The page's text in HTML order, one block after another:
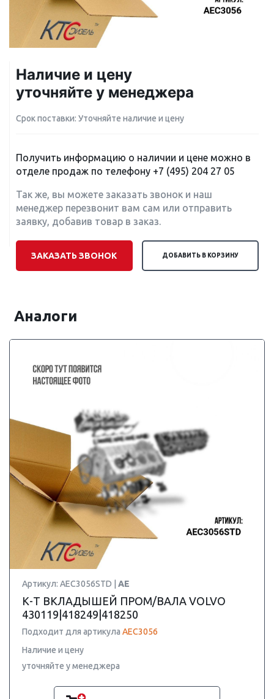
Наличие и цену
уточняйте у менеджера
Срок поставки: Уточняйте наличие и цену
Получить информацию о наличии и цене можно в
отделе продаж по телефону +7 (495) 204 27 05
Так же, вы можете заказать звонок и наш
менеджер перезвонит вам сам или отправить
заявку, добавив товар в заказ.
ЗАКАЗАТЬ ЗВОНОК ДОБАВИТЬ В КОРЗИНУ
Аналоги
Артикул: AEC3056STD | AE
К-Т ВКЛАДЫШЕЙ ПРОМ/ВАЛА VOLVO
430119|418249|418250
Подходит для артикула AEC3056
Наличие и цену
уточняйте у менеджера